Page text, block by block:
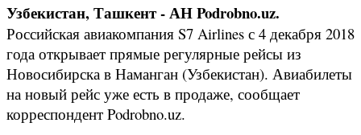
Узбекистан, Ташкент - АН Podrobno.uz.
Российская авиакомпания S7 Airlines с 4 декабря 2018
года открывает прямые регулярные рейсы из
Новосибирска в Наманган (Узбекистан). Авиабилеты
на новый рейс уже есть в продаже, сообщает
корреспондент Podrobno.uz.